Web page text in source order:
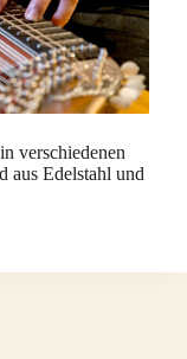
verschiedenen
aus Edelstahl und